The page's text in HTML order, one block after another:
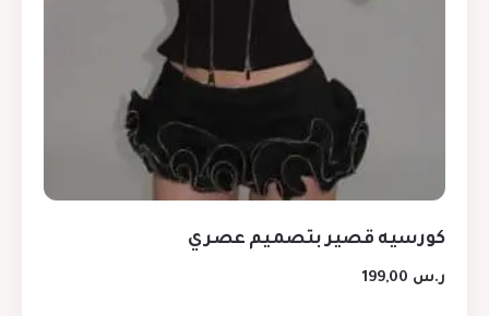
كورسيه قصير بتصميم عصري
ر.س